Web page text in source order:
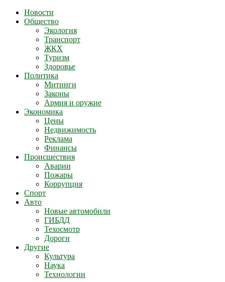
Новости
Общество
Экология
Транспорт
ЖКХ
Туризм
Здоровье
Политика
Митинги
Законы
Армия и оружие
Экономика
Цены
Недвижимость
Реклама
Финансы
Происшествия
Аварии
Пожары
Коррупция
Спорт
Авто
Новые автомобили
ГИБДД
Техосмотр
Дороги
Другие
Культура
Наука
Технологии